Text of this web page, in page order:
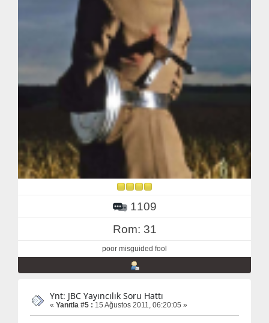
1109
Rom: 31
poor misguided fool
Ynt: JBC Yayıncılık Soru Hattı
« Yanıtla #5 : 15 Ağustos 2011, 06:20:05 »